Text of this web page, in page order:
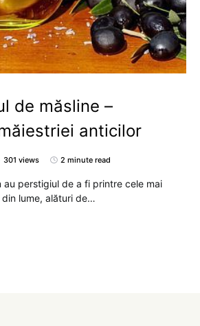
de măsline –
anticilor
301 views 2 minute read
au perstigiul de a fi printre cele mai
lume, alături de…